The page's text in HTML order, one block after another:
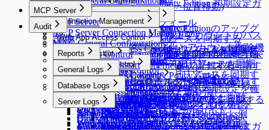
9.14.0 ~ 9.14.3
9.13.0 ~ 9.13.5
9.12.0 ~ 9.12.14
9.12.0 ~ 9.12.14
メニュー改善ガイド（9.12.0）
9.11.0 ~ 9.11.5
9.10.0 ~ 9.10.4
9.10.0 ~ 9.10.4
External API変更事項（9.10.0バージョン）
9.9.0 ~ 9.9.8
9.9.0 ~ 9.9.8
External API変更事項（9.8.10バージョン >
9.9.4バージョン）
External API変更事項（9.9.4バージョン >
9.8.0 ~ 9.8.12
サーバ構成要件要約表
QueryPie ACP Community Edition 初期設定ガ
イド
QueryPie ACP Community Editionのアップグ
レード方法
QueryPie ACP Community Editionの削除方法
MCP設定ガイド
Channels
Alerts
Alerts
New Request > リクエストタイプ別テ
ンプレート変数
Licenses
Users
ユーザープロフィール
qp-adminデフォルトアカウントのパス
ワード変更強制化とアカウント削除機
能
Groups
Roles
Profile Editor
Profile Editor
Custom Attribute
Authentication
Authentication
Okta連携
LDAP連携
AWS SSO連携
Google SAML連携
Multi-Factor Authentication設定
Provisioning
Provisioning
Provisioning有効化
[Okta] プロビジョニング連携ガイド
All Requests
Approval Rules
Workflow Configurations
System
System
Integrations
Integrations
Syslog連携
Splunk連携
Secret Store連携
Email連携
Event Callback連携
OAuth 2.0を使用するためのGoogle
API Token
Jobs
Maintenance
Masking Pattern (メニュー位置移動)
Cloud Providers
Cloud Providers
AWSからDBリソースを同期する
MS AzureからDBリソースを同期する
Google CloudからDBリソースを同期
する
Dry Run機能でクラウド同期設定を確
認する
DB Connections
DB Connections
MongoDB専用ガイド
DocumentDB専用ガイド
Google BigQuery OAuth認証設定
AWS Athena専用ガイド
Custom Data Source設定とログ確認
SSL Configurations
SSH Configurations
Kerberos Configurations
Custom JDBC Configs
Custom JDBC Configs
QSI Parser Selection
Custom JDBC Configs - Databricks例
Custom JDBC Configs - Databricks例
DB Access Control
DB Access Control
Privilege Type
Privilege Type
MongoDB / Document DB Privilege Type
Mapping
Access Control
Policies
Policies
Data Access
Masking Pattern
Data Masking
Sensitive Data
Policy Exception
Query Rules
Ledger Management
Ledger Management
Ledger Table Policy
Ledger Approval Rules
(New) Policy Management
(New) Policy Management
Data Paths
Data Policies
Exception Management
Monitoring
Monitoring
Running Queries
Proxy Management
Connection Management
Cloud Providers
Cloud Providers
AWSからサーバーリソースを同期す
る
Azureからサーバーリソースを同期す
る
GCPからサーバーリソースを同期する
Servers
Servers
個別サーバーを手動で登録する
Server Groups
Server Groups
サーバーをグループで管理する
Server Agents for RDP
Server Agents for RDP
Server Agentのインストールと削除
ProxyJump Configurations
ProxyJump Configurations
ProxyJump作成
Server Account Management
Server Account Management
Server Account Templates
SSH Key Configurations
Account Management
Password Provisioning
Password Provisioning
パスワード変更Job作成
Session Monitoring
Server Access Control
Server Access Control
Access Control
Access Control
Permissionsの付与と取り消し
Roleの付与と取り消し
Server Privilegeの付与
Roles
Policies
Policies
サーバーアクセスポリシー設定
Command Templates
Blocked Accounts
Connection Management
Connection Management
Cloud Providers
Cloud Providers
AWSからKubernetesリソースを同期す
る
Clusters
Clusters
Kubernetesクラスターを手動で登録す
る
K8s Access Control
K8s Access Control
Access Control
Access Control
Kubernetesロールの付与と取り消し
Roles
Roles
Kubernetesロール設定
Policies
Policies
Kubernetesポリシー設定
KubernetesポリシーYAML Code構文ガ
Web Apps
Connection Management
Connection Management
Web Apps
Web App Configurations
Web App Access Control
Web App Access Control
Access Control
Access Control
ロールの付与と取り消し
Roles
Policies
WAC Quickstart
WAC Quickstart
[~10.2.7] WAC Role & Policy Guide
[10.2.8~] WAC RBAC Guide
[10.3.0 ~] WAC JIT権限取得Guide
Root CA証明書インストールガイド
Web App ConfigurationsでWAC初期設定
MCP Server
MCP Server
MCP Server Connection Management
MAC General Configurations
MCP Access Control
Audit
Audit
Reports
Reports
Reports
Audit Log Export
General Logs
General Logs
User Access History
Activity Logs
Admin Role History
Workflow Logs
Database Logs
Database Logs
DB Access History
Query Audit
Server Logs
Server Logs
Server Access History